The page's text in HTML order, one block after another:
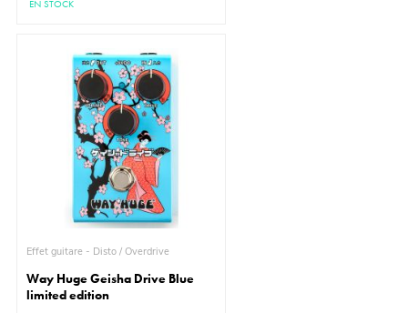
EN STOCK
Effet guitare - Disto / Overdrive
Way Huge Geisha Drive Blue
limited edition